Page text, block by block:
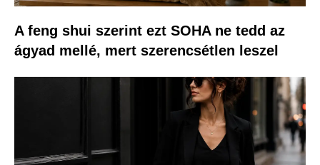
A feng shui szerint ezt SOHA ne tedd az
ágyad mellé, mert szerencsétlen leszel